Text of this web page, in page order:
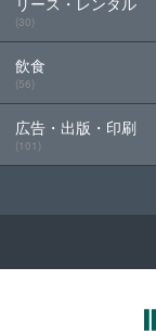
(30)
飲食
(56)
広告・出版・印刷
(101)